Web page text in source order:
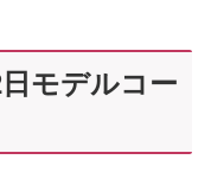
モデルコー